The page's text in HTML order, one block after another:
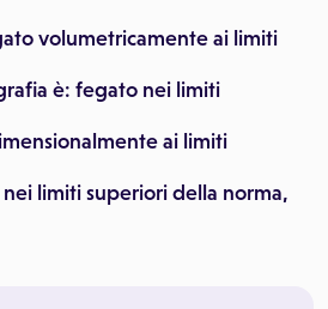
volumetricamente ai limiti
è: fegato nei limiti
ai limiti
limiti superiori della norma,